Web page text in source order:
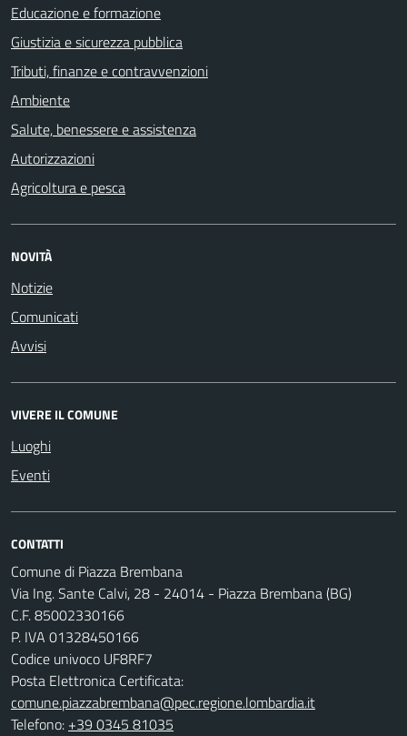
Educazione e formazione
Giustizia e sicurezza pubblica
Tributi, finanze e contravvenzioni
Ambiente
Salute, benessere e assistenza
Autorizzazioni
Agricoltura e pesca
NOVITÀ
Notizie
Comunicati
Avvisi
VIVERE IL COMUNE
Luoghi
Eventi
CONTATTI
Comune di Piazza Brembana
Via Ing. Sante Calvi, 28 - 24014 - Piazza Brembana (BG)
C.F. 85002330166
P. IVA 01328450166
Codice univoco UF8RF7
Posta Elettronica Certificata:
comune.piazzabrembana@pec.regione.lombardia.it
Telefono: +39 0345 81035